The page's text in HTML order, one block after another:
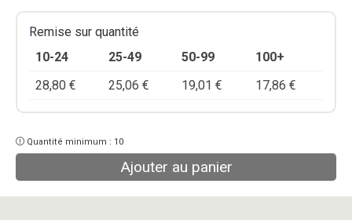
Remise sur quantité
10-24
25-49 50-99
100+
28,80 € 25,06 € 19,01 € 17,86 €
Quantité minimum : 10
Ajouter au panier